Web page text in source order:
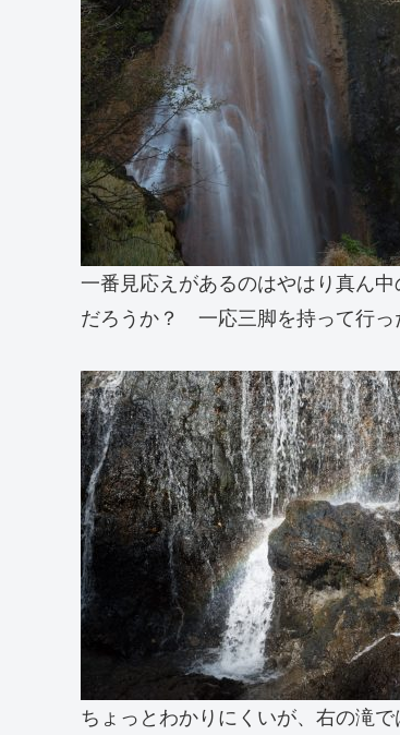
一番見応えがあるのはやはり真ん
だろうか？ 一応三脚を持って行っ
ちょっとわかりにくいが、右の滝で